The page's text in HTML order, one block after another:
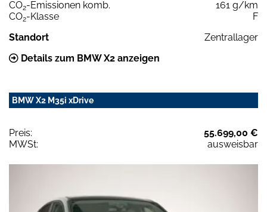
CO2-Emissionen komb.
161 g/km
CO2-Klasse
F
Standort
Zentrallager
Details zum BMW X2 anzeigen
BMW X2 M35i xDrive
Preis:
55.699,00 €
MWSt:
ausweisbar